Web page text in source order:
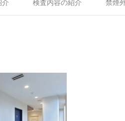
介 検査内容の紹介 禁煙